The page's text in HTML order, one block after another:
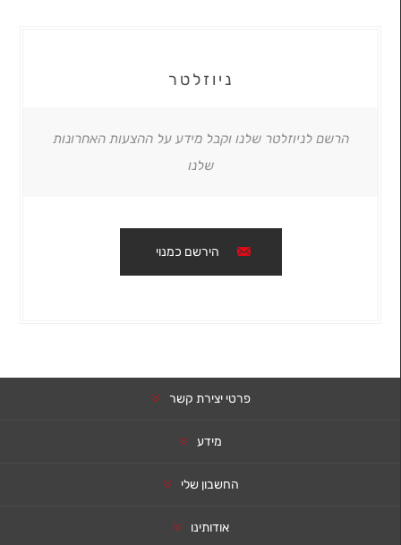
ניוזלטר
הרשם לניוזלטר שלנו וקבל מידע על ההצעות האחרונות
שלנו
הירשם כמנוי
פרטי יצירת קשר
מידע
החשבון שלי
אודותינו